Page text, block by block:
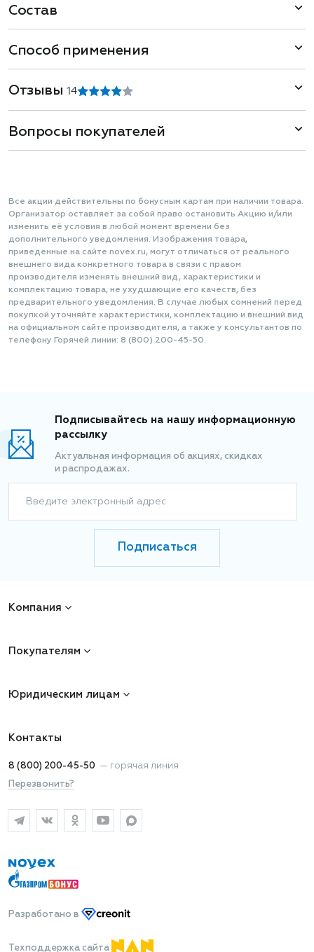
Состав
Способ применения
Отзывы1 4
Вопросы покупателей
Все акции действительны по бонусным картам при наличии товара.
Организатор оставляет за собой право остановить Акцию и/или
изменить её условия в любой момент времени без
дополнительного уведомления. Изображения товара,
приведенные на сайте novex.ru, могут отличаться от реального
внешнего вида конкретного товара в связи с правом
производителя изменять внешний вид, характеристики и
комплектацию товара, не ухудшающие его качеств, без
предварительного уведомления. В случае любых сомнений перед
покупкой уточняйте характеристики, комплектацию и внешний вид
на официальном сайте производителя, а также у консультантов по
телефону Горячей линии: 8 (800) 200-45-50.
Подписывайтесь на нашу информационную
рассылку
Актуальная информация об акциях, скидках
и распродажах.
Введите электронный адрес
Подписаться
Компания
Покупателям
Юридическим лицам
Контакты
8 (800) 200-45-50 — горячая линия
Перезвонить?
Разработано в
Техподдержка сайта